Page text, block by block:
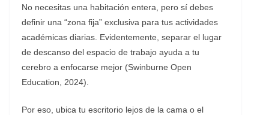
​No necesitas una habitación entera, pero sí debes
definir una “zona fija” exclusiva para tus actividades
académicas diarias. Evidentemente, separar el lugar
de descanso del espacio de trabajo ayuda a tu
cerebro a enfocarse mejor (Swinburne Open
Education, 2024).
Por eso, ubica tu escritorio lejos de la cama o el